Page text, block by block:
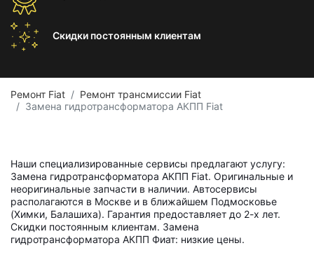
Скидки постоянным клиентам
Ремонт Fiat
Ремонт трансмиссии Fiat
Замена гидротрансформатора АКПП Fiat
Наши специализированные сервисы предлагают услугу:
Замена гидротрансформатора АКПП Fiat. Оригинальные и
неоригинальные запчасти в наличии. Автосервисы
располагаются в Москве и в ближайшем Подмосковье
(Химки, Балашиха). Гарантия предоставляет до 2-х лет.
Скидки постоянным клиентам. Замена
гидротрансформатора АКПП Фиат: низкие цены.